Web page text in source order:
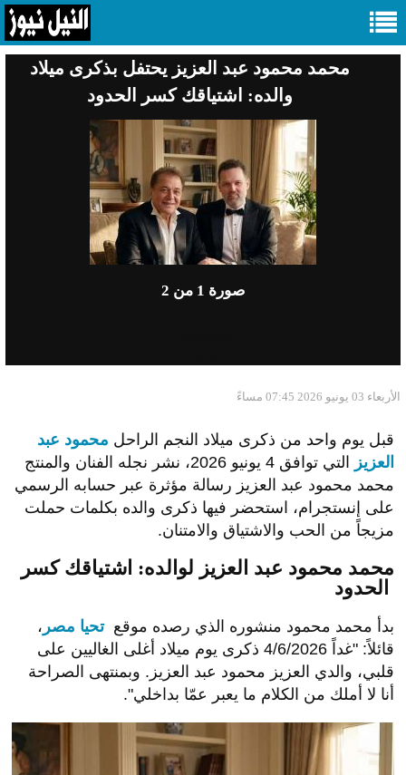
محمد محمود عبد العزيز يحتفل بذكرى ميلاد
والده: اشتياقك كسر الحدود
صورة 1 من 2
الأربعاء 03 يونيو 2026 07:45 مساءً
قبل يوم واحد من ذكرى ميلاد النجم الراحل محمود عبد
العزيز
التي توافق 4 يونيو 2026، نشر نجله الفنان والمنتج
محمد محمود عبد العزيز رسالة مؤثرة عبر حسابه الرسمي
على إنستجرام، استحضر فيها ذكرى والده بكلمات حملت
مزيجاً من الحب والاشتياق والامتنان.
محمد محمود عبد العزيز لوالده: اشتياقك كسر
بدأ محمد محمود منشوره الذي رصده موقع تحيا مصر ،
قائلاً: "غداً 4/6/2026 ذكرى يوم ميلاد أغلى الغاليين على
قلبي، والدي العزيز محمود عبد العزيز. وبمنتهى الصراحة
أنا لا أملك من الكلام ما يعبر عمّا بداخلي".